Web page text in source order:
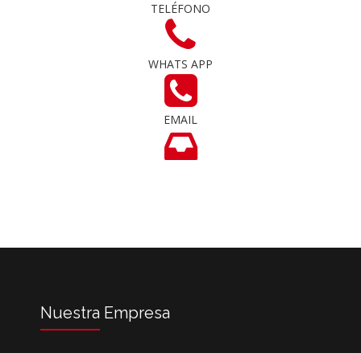
TELÉFONO
WHATS APP
EMAIL
Nuestra Empresa